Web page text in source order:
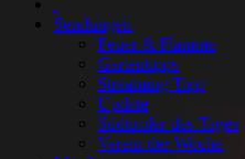
Sendungen
Feuer & Flamme
Gartentipps
Streaming Tipp
Update
Südtiroler des Tages
Verein der Woche